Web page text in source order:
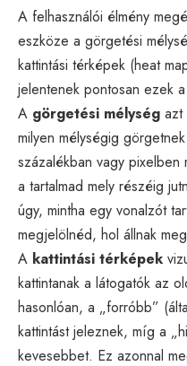
A felhasználói élmény
eszköze a görgetési
kattintási térképek (heat
jelentenek pontosan ezek
A görgetési mélység azt
milyen mélységig
százalékban vagy
a tartalmad mely részéig
úgy, mintha egy vonalzót
megjelölnéd, hol állnak
A kattintási térképek
kattintanak a látogatók az
hasonlóan, a „forróbb”
kattintást jeleznek, míg a
kevesebbet. Ez azonnal